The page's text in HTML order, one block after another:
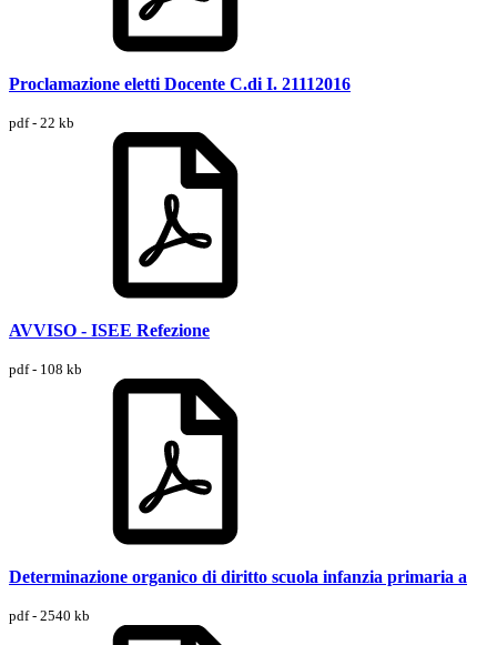
Proclamazione eletti Docente C.di I. 21112016
pdf - 22 kb
AVVISO - ISEE Refezione
pdf - 108 kb
Determinazione organico di diritto scuola infanzia primaria a
pdf - 2540 kb